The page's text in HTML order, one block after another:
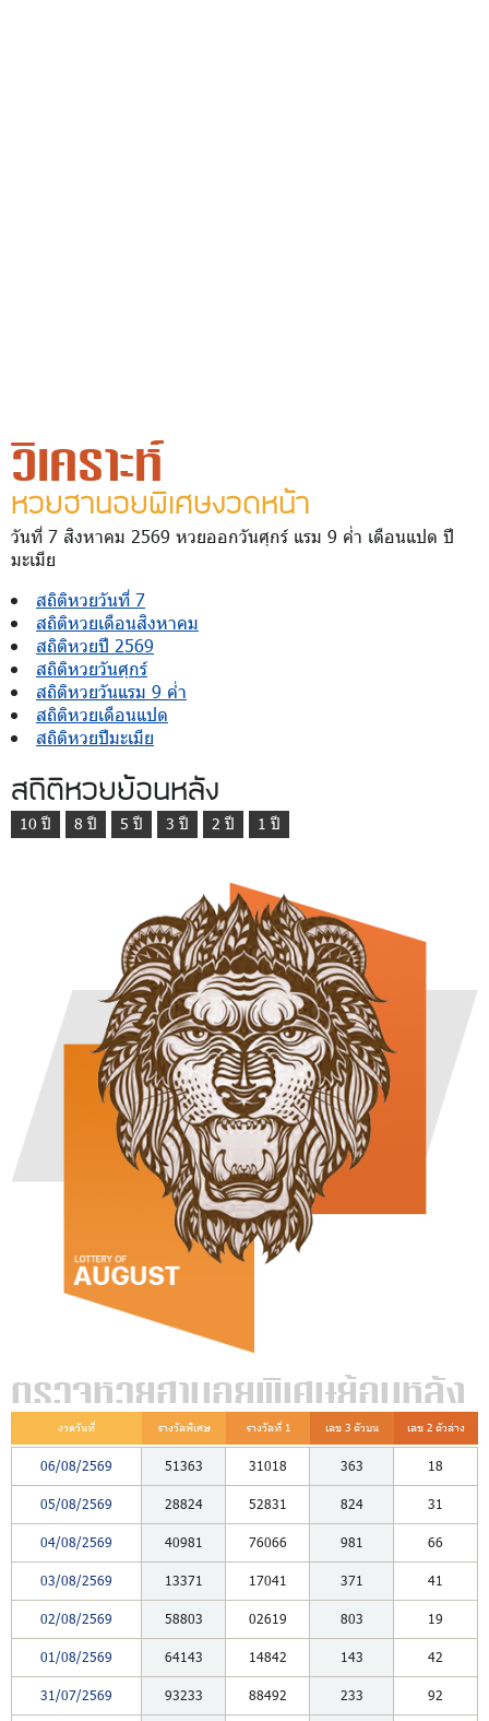
วิเคราะห์
หวยฮานอยพิเศษงวดหน้า
วันที่ 7 สิงหาคม 2569 หวยออกวันศุกร์ แรม 9 ค่ำ เดือนแปด ปี
มะเมีย
สถิติหวยวันที่ 7
สถิติหวยเดือนสิงหาคม
สถิติหวยปี 2569
สถิติหวยวันศุกร์
สถิติหวยวันแรม 9 ค่ำ
สถิติหวยเดือนแปด
สถิติหวยปีมะเมีย
สถิติหวยย้อนหลัง
10 ปี 8 ปี 5 ปี 3 ปี 2 ปี 1 ปี
ตรวจหวยฮานอยพิเศษย้อนหลัง
งวดวันที่ รางวัลพิเศษ รางวัลที่ 1 เลข 3 ตัวบน เลข 2 ตัวล่าง
06/08/2569 51363 31018 363 18
05/08/2569 28824 52831 824 31
04/08/2569 40981 76066 981 66
03/08/2569 13371 17041 371 41
02/08/2569 58803 02619 803 19
01/08/2569 64143 14842 143 42
31/07/2569 93233 88492 233 92